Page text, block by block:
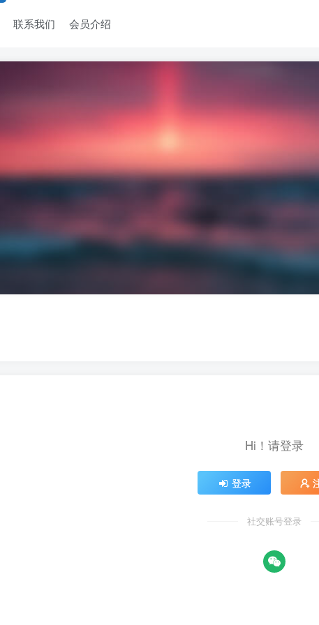
联系我们 会员介绍
Hi！请登录
登录
社交账号登录